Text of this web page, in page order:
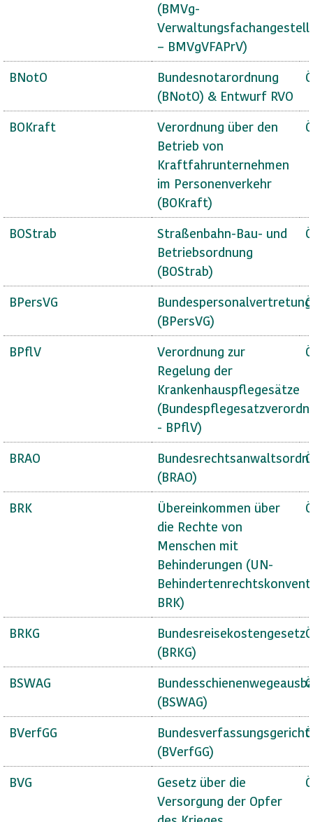
(BMVg-
– BMVgVFAPrV)
BNotO
Bundesnotarordnung
(BNotO) & Entwurf RVO
BOKraft
Verordnung über den
Betrieb von
Kraftfahrunternehmen
im Personenverkehr
(BOKraft)
BOStrab
Straßenbahn-Bau- und
Betriebsordnung
(BOStrab)
BPersVG
(BPersVG)
BPflV
Verordnung zur
Regelung der
Krankenhauspflegesätze
- BPflV)
BRAO
(BRAO)
BRK
Übereinkommen über
die Rechte von
Menschen mit
Behinderungen (UN-
BRK)
BRKG
Bundesreisekostengesetz
(BRKG)
BSWAG
(BSWAG)
BVerfGG
(BVerfGG)
BVG
Gesetz über die
Versorgung der Opfer